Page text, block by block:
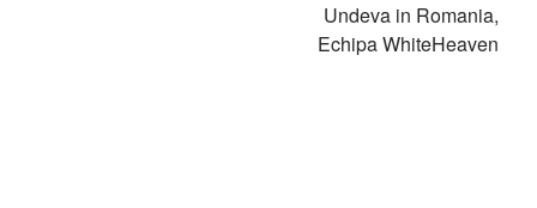
Undeva in Romania,
Echipa WhiteHeaven